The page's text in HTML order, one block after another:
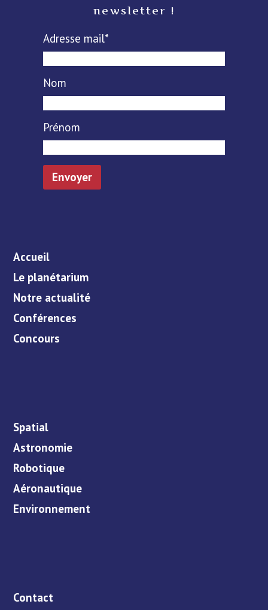
newsletter !
Adresse mail*
Nom
Prénom
Accueil
Le planétarium
Notre actualité
Conférences
Concours
Spatial
Astronomie
Robotique
Aéronautique
Environnement
Contact